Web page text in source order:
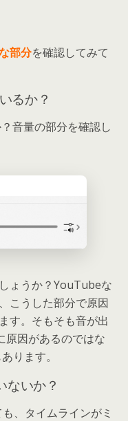
部分を確認してみて
るか？
音量の部分を確認し
ょうか？YouTubeな
こうした部分で原因
す。そもそも音が出
原因があるのではな
ります。
ないか？
、タイムラインがミ